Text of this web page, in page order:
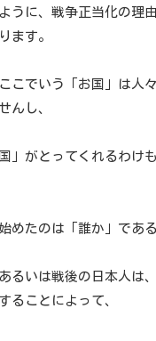
うに、戦争正当化の理
ます。
こでいう「お国」は人
んし、
」がとってくれるわけ
めたのは「誰か」であ
るいは戦後の日本人は
ることによって、